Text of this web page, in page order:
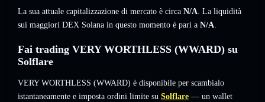
La sua attuale capitalizzazione di mercato è circa N/A. La liquidità
sui maggiori DEX Solana in questo momento è pari a N/A.
Fai trading VERY WORTHLESS (WWARD) su
Solflare
VERY WORTHLESS (WWARD) è disponibile per scambialo
istantaneamente e imposta ordini limite su Solflare — un wallet